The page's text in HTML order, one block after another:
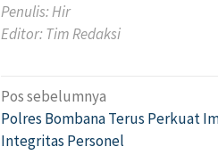
Penulis: Hir
Editor: Tim Redaksi
Navigasi
pos
Pos sebelumnya
Polres Bombana Terus Perkuat
Integritas Personel